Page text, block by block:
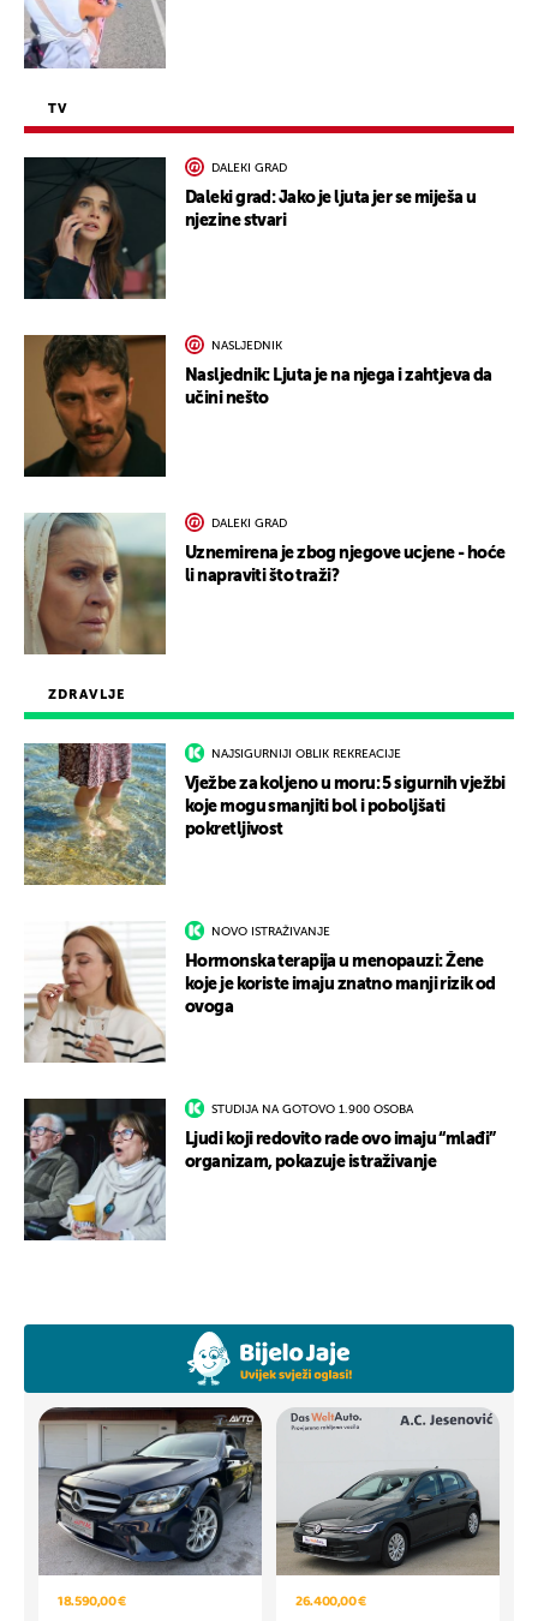
ZDRAVLJE
NAJSIGURNIJI OBLIK REKREACIJE
Vježbe za koljeno u moru: 5 sigurnih vježbi
koje mogu smanjiti bol i poboljšati
pokretljivost
NOVO ISTRAŽIVANJE
Hormonska terapija u menopauzi: Žene
koje je koriste imaju znatno manji rizik od
ovoga
STUDIJA NA GOTOVO 1.900 OSOBA
Ljudi koji redovito rade ovo imaju “mlađi”
organizam, pokazuje istraživanje
TV
DALEKI GRAD
Daleki grad: Jako je ljuta jer se miješa u
njezine stvari
NASLJEDNIK
Nasljednik: Ljuta je na njega i zahtjeva da
učini nešto
DALEKI GRAD
Uznemirena je zbog njegove ucjene - hoće
li napraviti što traži?
18.590,00 € 26.400,00 €